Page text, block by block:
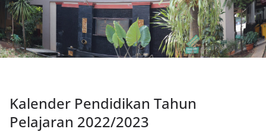
Kalender Pendidikan Tahun
Pelajaran 2022/2023